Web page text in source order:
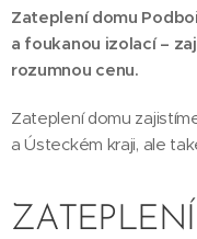
Zateplení domu
a foukanou izolací –
rozumnou cenu.
Zateplení domu
a Ústeckém kraji, ale